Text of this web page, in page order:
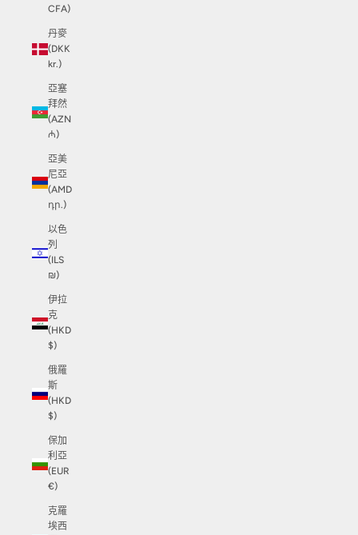
CFA)
丹麥
(DKK
kr.)
亞塞
拜然
(AZN
₼)
亞美
尼亞
(AMD
դր.)
以色
列
(ILS
₪)
伊拉
克
(HKD
$)
俄羅
斯
(HKD
$)
保加
利亞
(EUR
€)
克羅
埃西